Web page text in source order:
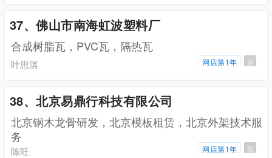
37、佛山市南海虹波塑料厂
合成树脂瓦，PVC瓦，隔热瓦
叶思淇 网店第1年 百
38、北京易鼎行科技有限公司
北京钢木龙骨研发，北京模板租赁，北京外架技术服
务
陈旺 网店第1年 百